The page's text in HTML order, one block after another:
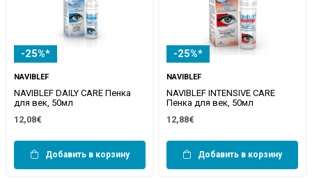
-25%*
NAVIBLEF
NAVIBLEF DAILY CARE Пенка
для век, 50мл
12,08€
Добавить в корзину
-25%*
NAVIBLEF
NAVIBLEF INTENSIVE CARE
Пенка для век, 50мл
12,88€
Добавить в корзину